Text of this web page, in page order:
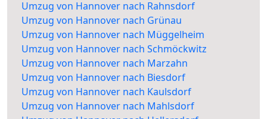
Umzug von Hannover nach Rahnsdorf
Umzug von Hannover nach Grünau
Umzug von Hannover nach Müggelheim
Umzug von Hannover nach Schmöckwitz
Umzug von Hannover nach Marzahn
Umzug von Hannover nach Biesdorf
Umzug von Hannover nach Kaulsdorf
Umzug von Hannover nach Mahlsdorf